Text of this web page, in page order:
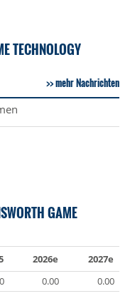
TECHNOLOGY
mehr Nachrichten
GAME
2026e
2027e
0.00
0.00